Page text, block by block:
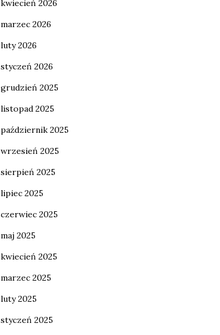
kwiecień 2026
marzec 2026
luty 2026
styczeń 2026
grudzień 2025
listopad 2025
październik 2025
wrzesień 2025
sierpień 2025
lipiec 2025
czerwiec 2025
maj 2025
kwiecień 2025
marzec 2025
luty 2025
styczeń 2025